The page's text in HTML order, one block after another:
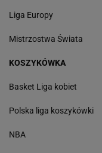
Liga Europy
Mistrzostwa Świata
KOSZYKÓWKA
Basket Liga kobiet
Polska liga koszykówki
NBA